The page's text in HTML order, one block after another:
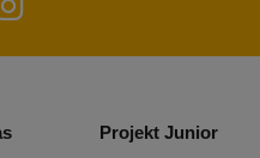
Projekt Junior